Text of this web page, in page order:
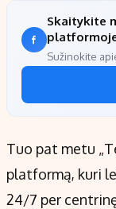
Skaitykite
Sužinokite
Tuo pat metu
platformą, kuri
24/7 per